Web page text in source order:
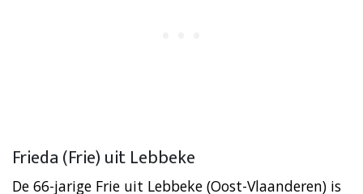
Frieda (Frie) uit Lebbeke
De 66-jarige Frie uit Lebbeke (Oost-Vlaanderen) is